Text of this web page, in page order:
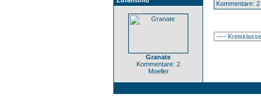
Granate
Kommentare: 2
Moeller
Kommentare: 2